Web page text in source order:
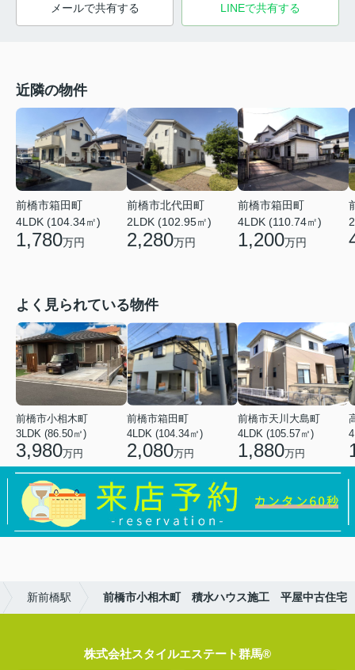
メールで共有する LINEで共有する
近隣の物件
前橋市箱田町
4LDK (104.34㎡)
1,780万円
前橋市北代田町
2LDK (102.95㎡)
2,280万円
前橋市箱田町
4LDK (110.74㎡)
1,200万円
よく見られている物件
前橋市小相木町
3LDK (86.50㎡)
3,980万円
前橋市箱田町
4LDK (104.34㎡)
2,080万円
前橋市天川大島町
4LDK (105.57㎡)
1,880万円
新前橋駅 前橋市小相木町 積水ハウス施工 平屋中古住宅
株式会社スタイルエステート群馬®